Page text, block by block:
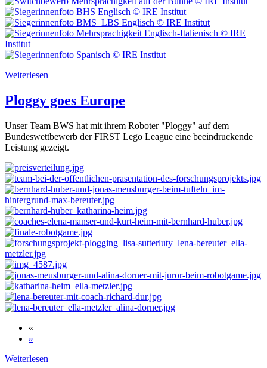
Weiterlesen
Ploggy goes Europe
Unser Team BWS hat mit ihrem Roboter "Ploggy" auf dem
Bundeswettbewerb der FIRST Lego League eine beeindruckende
Leistung gezeigt.
«
»
Weiterlesen